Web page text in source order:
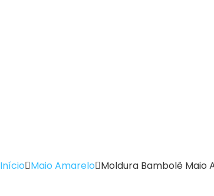
Início Maio Amarelo Moldura Bambolê Maio